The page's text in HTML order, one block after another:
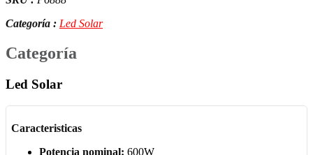
Categoría : Led Solar
Categoría
Led Solar
Caracteristicas
Potencia nominal: 600W